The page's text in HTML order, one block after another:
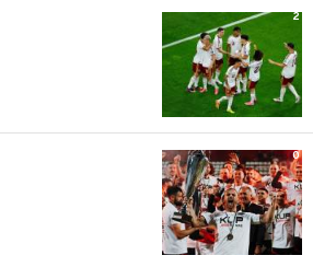
2
0